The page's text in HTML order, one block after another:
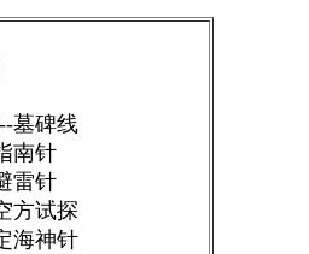
墓碑线
南针
雷针
方试探
海神针